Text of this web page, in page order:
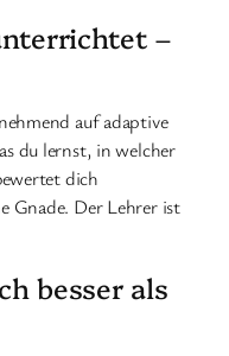
–
auf adaptive
du lernst, in welcher
dich
Gnade. Der Lehrer ist
besser als